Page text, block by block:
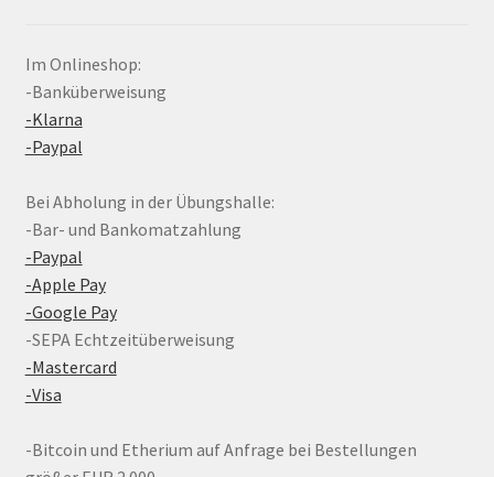
Im Onlineshop:
-Banküberweisung
-Klarna
-Paypal
Bei Abholung in der Übungshalle:
-Bar- und Bankomatzahlung
-Paypal
-Apple Pay
-Google Pay
-SEPA Echtzeitüberweisung
-Mastercard
-Visa
-Bitcoin und Etherium auf Anfrage bei Bestellungen